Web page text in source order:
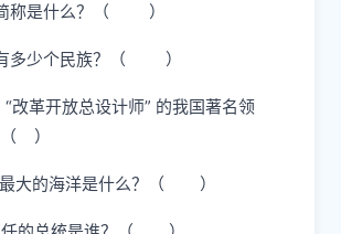
称是什么？（ ）
多少个民族？（ ）
“改革开放总设计师” 的我国著名领
）
最大的海洋是什么？（ ）